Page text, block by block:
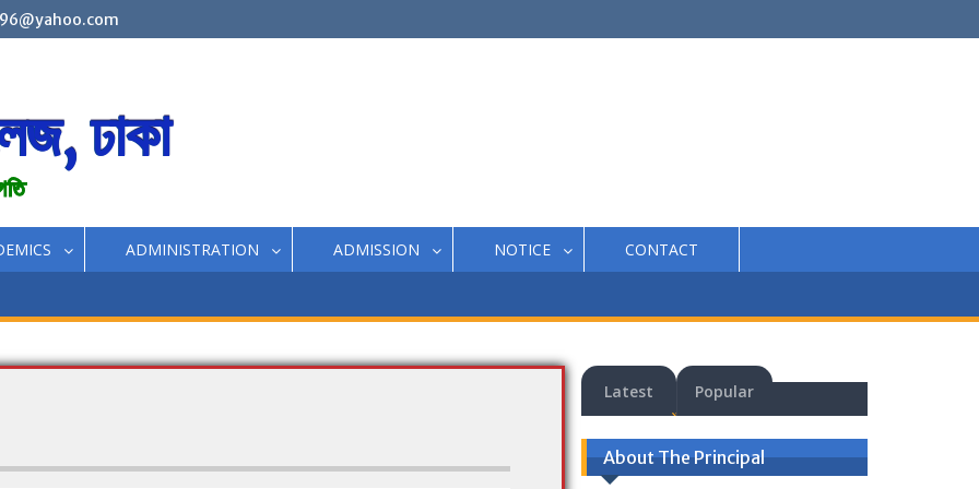
ঢাকা
ADMINISTRATION ADMISSION NOTICE CONTACT
Latest Popular
About The Principal